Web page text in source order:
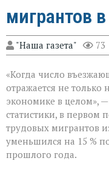
мигрантов
"Наша газета" 73
«Когда число
отражается не только
экономике в целом»,
статистики, в первом
трудовых мигрантов
уменьшился на 15 %
прошлого года.